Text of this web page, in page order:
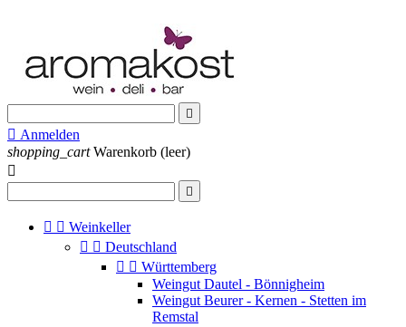

 Anmelden
shopping_cart Warenkorb (leer)


  Weinkeller
  Deutschland
  Württemberg
Weingut Dautel - Bönnigheim
Weingut Beurer - Kernen - Stetten im
Remstal